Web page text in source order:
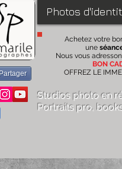
Partager
Photos
Achetez votre
une
Nous vous
BON
OFFREZ LE
Studios photo en
Portraits pro,